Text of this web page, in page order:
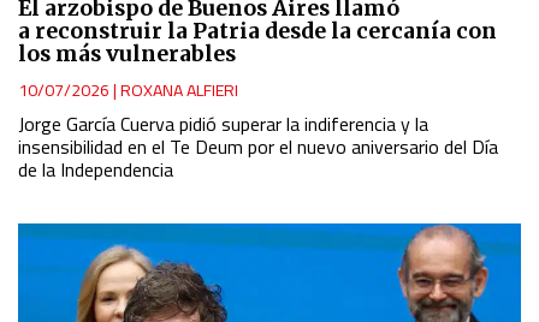
El arzobispo de Buenos Aires llamó
a reconstruir la Patria desde la cercanía con
los más vulnerables
10/07/2026|ROXANA ALFIERI
Jorge García Cuerva pidió superar la indiferencia y la
insensibilidad en el Te Deum por el nuevo aniversario del Día
de la Independencia